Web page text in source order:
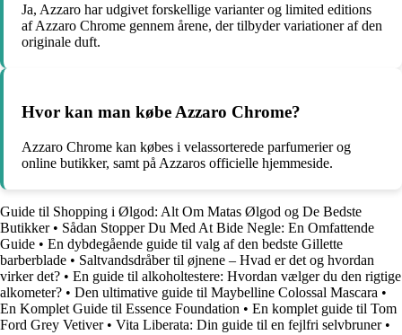
Ja, Azzaro har udgivet forskellige varianter og limited editions
af Azzaro Chrome gennem årene, der tilbyder variationer af den
originale duft.
Hvor kan man købe Azzaro Chrome?
Azzaro Chrome kan købes i velassorterede parfumerier og
online butikker, samt på Azzaros officielle hjemmeside.
Guide til Shopping i Ølgod: Alt Om Matas Ølgod og De Bedste
Butikker• Sådan Stopper Du Med At Bide Negle: En Omfattende
Guide • En dybdegående guide til valg af den bedste Gillette
barberblade • Saltvandsdråber til øjnene – Hvad er det og hvordan
virker det? • En guide til alkoholtestere: Hvordan vælger du den rigtige
alkometer? • Den ultimative guide til Maybelline Colossal Mascara •
En Komplet Guide til Essence Foundation • En komplet guide til Tom
Ford Grey Vetiver• Vita Liberata: Din guide til en fejlfri selvbruner•